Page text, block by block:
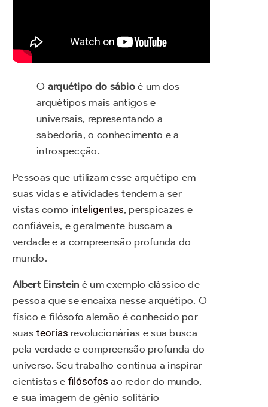
O arquétipo do sábio é um dos
arquétipos mais antigos e
universais, representando a
sabedoria, o conhecimento e a
introspecção.
Pessoas que utilizam esse arquétipo em
suas vidas e atividades tendem a ser
vistas como inteligentes, perspicazes e
confiáveis, e geralmente buscam a
verdade e a compreensão profunda do
mundo.
Albert Einstein é um exemplo clássico de
pessoa que se encaixa nesse arquétipo. O
físico e filósofo alemão é conhecido por
suas teorias revolucionárias e sua busca
pela verdade e compreensão profunda do
universo. Seu trabalho continua a inspirar
cientistas e filósofos ao redor do mundo,
e sua imagem de gênio solitário